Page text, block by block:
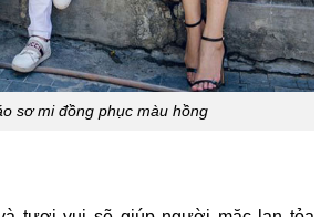
sơ mi đồng phục màu hồng